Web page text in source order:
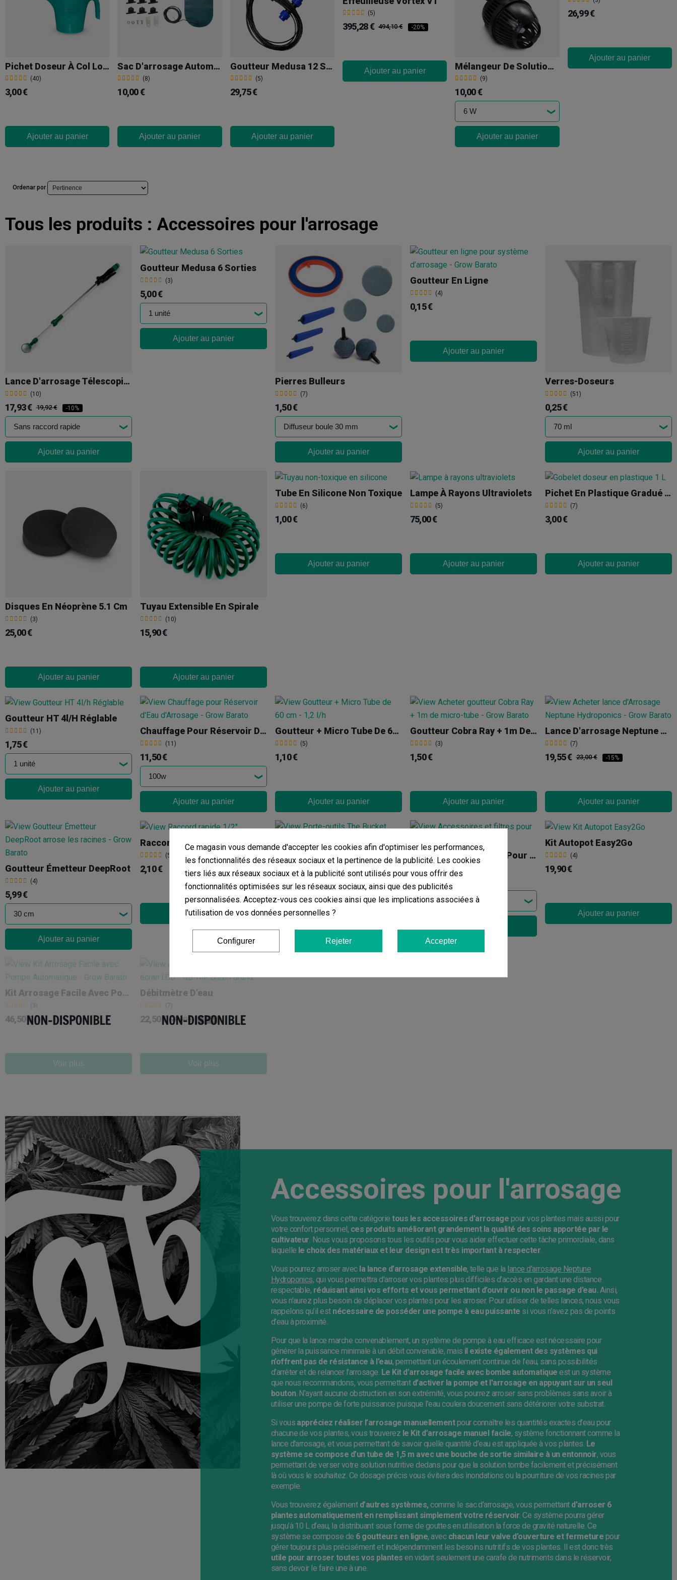
Pichet Doseur À Col Long 1 750 Ml
(40)
3,00 €
Ajouter au panier
Sac D'arrosage Automatique 10 L
(8)
10,00 €
Ajouter au panier
Goutteur Medusa 12 Sorties 25 Mm
(5)
29,75 €
Ajouter au panier
(5)
395,28 € 494,10 € -20%
Ajouter au panier Mélangeur De Solution Nutritive
(9)
10,00 €
Ajouter au panier
26,99 €
Ajouter au panier
Ordenar por
Tous les produits : Accessoires pour l'arrosage
Lance D'arrosage Télescopique
(10)
17,93 € 19,92 € -10%
Ajouter au panier
Goutteur Medusa 6 Sorties
(3)
5,00 €
Ajouter au panier
Pierres Bulleurs
(7)
1,50 €
Ajouter au panier
Goutteur En Ligne
(4)
0,15 €
Ajouter au panier
Verres-Doseurs
(51)
0,25 €
Ajouter au panier
Disques En Néoprène 5.1 Cm
(3)
25,00 €
Ajouter au panier
Tuyau Extensible En Spirale
(10)
15,90 €
Ajouter au panier
Tube En Silicone Non Toxique
(6)
1,00 €
Ajouter au panier
Lampe À Rayons Ultraviolets
(5)
75,00 €
Ajouter au panier
Pichet En Plastique Gradué De 1 L
(7)
3,00 €
Ajouter au panier
Goutteur HT 4l/h Réglable
(11)
1,75 €
Ajouter au panier
Chauffage Pour Réservoir D'Eau
(11)
11,50 €
Ajouter au panier
Goutteur + Micro Tube De 60 Cm - 1,2 L/h
(5)
1,10 €
Ajouter au panier
Goutteur Cobra Ray + 1m De Micro-Tube
(3)
1,50 €
Ajouter au panier
Lance D'arrosage Neptune Hydroponics
(7)
19,55 € 23,00 € -15%
Ajouter au panier
Goutteur Émetteur DeepRoot
(4)
5,99 €
Ajouter au panier
Raccord Rapide 1/2"
(5)
2,10 €
Ajouter au panier
Porte-Outils The Bucket Company
14,19 €
Accessoires Et Filtres Pour Osmoseurs
(4)
3,40 €
Kit Autopot Easy2Go
(4)
19,90 €
Ajouter au panier
Kit Arrosage Facile Avec Pompe Automatique
(3)
46,50 €
Voir plus
Débitmètre D’eau
(7)
22,50 € 25,00 € -10%
Voir plus
Accessoires pour l'arrosage
Vous trouverez dans cette catégorie tous les accessoires d'arrosage pour vos plantes mais aussi pour
votre confort personnel, ces produits améliorant grandement la qualité des soins apportée par le
cultivateur. Nous vous proposons tous les outils pour vous aider effectuer cette tâche primordiale, dans
laquelle le choix des matériaux et leur design est très important à respecter.
Vous pourrez arroser avec la lance d’arrosage extensible, telle que la lance d'arrosage Neptune
Hydroponics, qui vous permettra d'arroser vos plantes plus difficiles d’accès en gardant une distance
respectable, réduisant ainsi vos efforts et vous permettant d’ouvrir ou non le passage d’eau. Ainsi,
vous n’aurez plus besoin de déplacer vos plantes pour les arroser. Pour utiliser de telles lances, nous vous
rappelons qu’il est nécessaire de posséder une pompe à eau puissante si vous n’avez pas de points
d’eau à proximité.
Pour que la lance marche convenablement, un système de pompe à eau efficace est nécessaire pour
générer la puissance minimale à un débit convenable, mais il existe également des systèmes qui
n’offrent pas de résistance à l’eau, permettant un écoulement continue de l’eau, sans possibilités
d’arrêter et de relancer l'arrosage. Le Kit d’arrosage facile avec bombe automatique est un système
que nous recommandons, vous permettant d’activer la pompe et l'arrosage en appuyant sur un seul
bouton. N’ayant aucune obstruction en son extrémité, vous pourrez arroser sans problèmes sans avoir à
utiliser une pompe de forte puissance puisque l’eau coulera doucement sans détériorer votre substrat.
Si vous appréciez réaliser l’arrosage manuellementpour connaître les quantités exactes d’eau pour
chacune de vos plantes, vous trouverez le Kit d’arrosage manuel facile, système fonctionnant comme la
lance d'arrosage, et vous permettant de savoir quelle quantité d’eau est appliquée à vos plantes. Le
système se compose d’un tube de 1,5 m avec une bouche de sortie similaire à un entonnoir, vous
permettant de verser votre solution nutritive dedans pour que la solution tombe facilement et précisément
là où vous le souhaitez. Ce dosage précis vous évitera des inondations ou la pourriture de vos racines par
exemple.
Vous trouverez également d’autres systèmes,comme le sac d'arrosage, vous permettant d’arroser 6
plantes automatiquement en remplissant simplement votre réservoir. Ce système pourra gérer
jusqu’à 10 L d’eau, la distribuant sous forme de gouttes en utilisation la force de gravité naturelle. Ce
système se compose de 6 goutteurs en ligne, avec chacun leur valve d’ouverture et fermeture pour
gérer toujours plus précisément et indépendamment les besoins nutritifs de vos plantes. Il est donc très
utile pour arroser toutes vos plantesen vidant seulement une carafe de nutriments dans le réservoir,
sans devoir le faire une à une.
Ce magasin vous demande d'accepter les cookies afin d'optimiser les performances,
les fonctionnalités des réseaux sociaux et la pertinence de la publicité. Les cookies
tiers liés aux réseaux sociaux et à la publicité sont utilisés pour vous offrir des
fonctionnalités optimisées sur les réseaux sociaux, ainsi que des publicités
personnalisées. Acceptez-vous ces cookies ainsi que les implications associées à
l'utilisation de vos données personnelles ?
Configurer Rejeter Accepter